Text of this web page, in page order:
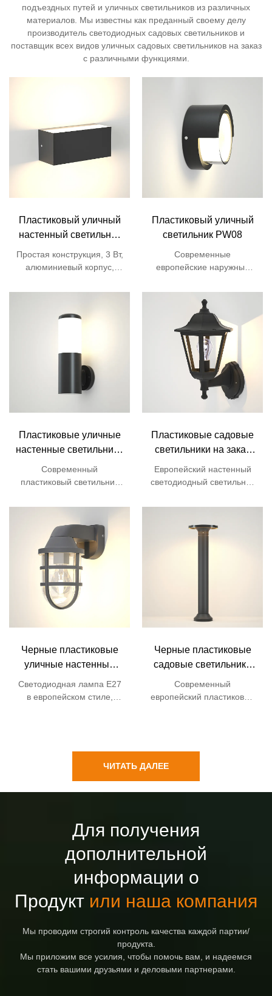
подъездных путей и уличных светильников из различных
материалов. Мы известны как преданный своему делу
производитель светодиодных садовых светильников и
поставщик всех видов уличных садовых светильников на заказ
с различными функциями.
Пластиковый уличный
настенный светильник
Простая конструкция, 3 Вт,
алюминиевый корпус,
ванная комната, вилла,
наружный, светодиодный,
светильник.
Пластиковый уличный
светильник PW08
Современные
европейские наружные
пластиковый корпус, 12 Вт,
220 В, светодиодные SMD-
светильники, круглые, для
сада и стен.
Пластиковые уличные
настенные светильники
Современный
пластиковый светильник
для интерьера ресторана,
водонепроницаемый,
светодиодный, для дома.
Пластиковые садовые
светильники на заказ
PW018
Европейский настенный
светодиодный светильник
двери, сада, из ABS-
антикоррозийным
Черные пластиковые
уличные настенные
светильники PW019
Светодиодная лампа E27
в европейском стиле,
Черные пластиковые
садовые светильники
Современный
европейский пластиковый
ЧИТАТЬ ДАЛЕЕ
Для получения
дополнительной
информации о
Продукт или наша компания
Мы проводим строгий контроль качества каждой партии/
продукта.
Мы приложим все усилия, чтобы помочь вам, и надеемся
стать вашими друзьями и деловыми партнерами.